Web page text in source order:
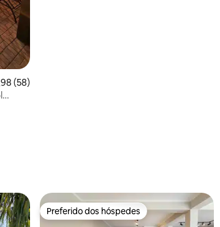
de uma avaliação média de 5, 58 avaliações
(58)
Preferido dos hóspedes
Preferido dos hóspedes